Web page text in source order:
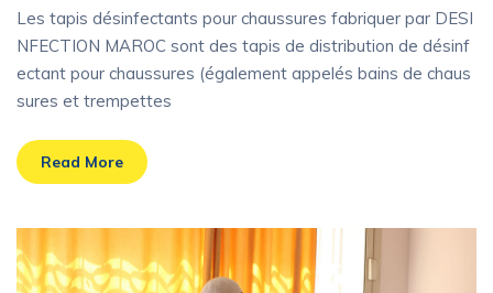
Les tapis désinfectants pour chaussures fabriquer par DESI
NFECTION MAROC sont des tapis de distribution de désinf
ectant pour chaussures (également appelés bains de chaus
sures et trempettes
Read More